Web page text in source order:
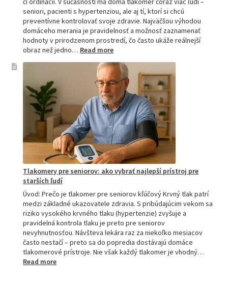
seniori, pacienti s hypertenziou, ale aj tí, ktorí si chcú
preventívne kontrolovať svoje zdravie. Najväčšou výhodou
domáceho merania je pravidelnosť a možnosť zaznamenať
hodnoty v prirodzenom prostredí, čo často ukáže reálnejší
obraz než jedno… Read more:
tlakomer
porovnanie:
M2,
M3,
M6
a
M7
Tlakomery pre seniorov: ako vybrať najlepší prístroj pre
starších ľudí
Úvod: Prečo je tlakomer pre seniorov kľúčový Krvný tlak patrí
medzi základné ukazovatele zdravia. S pribúdajúcim vekom sa
riziko vysokého krvného tlaku (hypertenzie) zvyšuje a
pravidelná kontrola tlaku je preto pre seniorov
nevyhnutnosťou. Návšteva lekára raz za niekoľko mesiacov
často nestačí – preto sa do popredia dostávajú domáce
tlakomerové prístroje. Nie však každý tlakomer je vhodný…
Read more: